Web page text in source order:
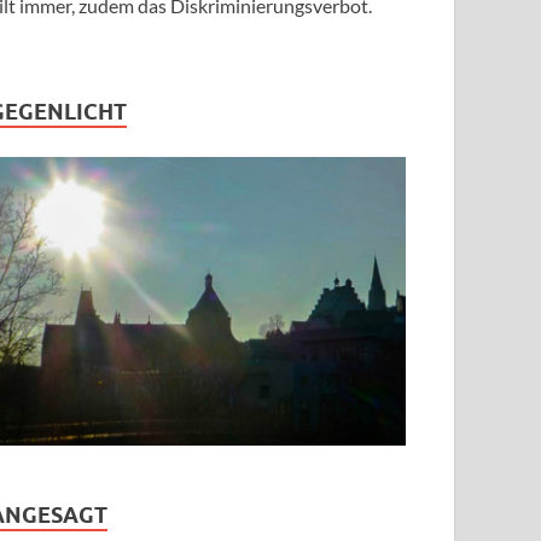
immer, zudem das Diskriminierungsverbot.